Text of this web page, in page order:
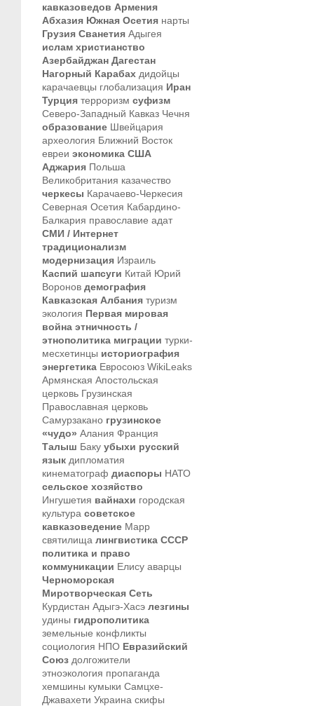
кавказоведов Армения
Абхазия Южная Осетия нарты
Грузия Сванетия Адыгея
ислам христианство
Азербайджан Дагестан
Нагорный Карабах дидойцы
карачаевцы глобализация Иран
Турция терроризм суфизм
Северо-Западный Кавказ Чечня
образование Швейцария
археология Ближний Восток
евреи экономика США
Аджария Польша
Великобритания казачество
черкесы Карачаево-Черкесия
Северная Осетия Кабардино-
Балкария православие адат
СМИ / Интернет
традиционализм
модернизация Израиль
Каспий шапсуги Китай Юрий
Воронов демография
Кавказская Албания туризм
экология Первая мировая
война этничность /
этнополитика миграции турки-
месхетинцы историография
энергетика Евросоюз WikiLeaks
Армянская Апостольская
церковь Грузинская
Православная церковь
Самурзакано грузинское
«чудо» Алания Франция
Талыш Баку убыхи русский
язык дипломатия
кинематограф диаспоры НАТО
сельское хозяйство
Ингушетия вайнахи городская
культура советское
кавказоведение Марр
святилища лингвистика СССР
политика и право
коммуникации Елису аварцы
Черноморская
Миротворческая Сеть
Курдистан Адыгэ-Хасэ лезгины
удины гидрополитика
земельные конфликты
социология НПО Евразийский
Союз долгожители
этноэкология пропаганда
хемшины кумыки Самцхе-
Джавахети Украина скифы